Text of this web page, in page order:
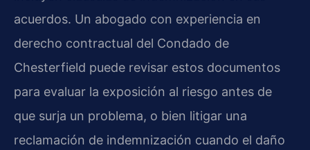
acuerdos. Un abogado con experiencia en
derecho contractual del Condado de
Chesterfield puede revisar estos documentos
para evaluar la exposición al riesgo antes de
que surja un problema, o bien litigar una
reclamación de indemnización cuando el daño